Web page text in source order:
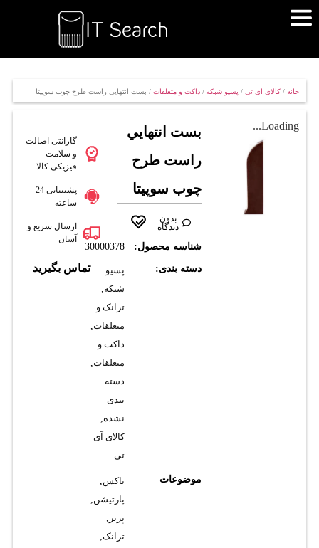
خانه/ کالای آی تی/ پسیو شبکه/ داکت و متعلقات/ بست انتهايي راست طرح چوب سوپيتا
Loading...
بست انتهايي
راست طرح
چوب سوپيتا
بدون
دیدگاه
شناسه محصول: 30000378
دسته بندی:
پسیو
شبکه,
ترانک و
متعلقات,
داکت و
متعلقات,
دسته
بندی
نشده,
کالای آی
تی
موضوعات باکس,
پارتیشن,
پریز ,
ترانک,
گارانتی اصالت
و سلامت
فیزیکی کالا
پشتیبانی 24
ساعته
ارسال سریع و
آسان
تماس بگیرید